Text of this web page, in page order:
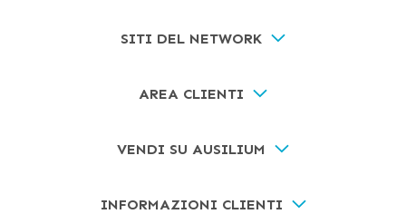
SITI DEL NETWORK
AREA CLIENTI
VENDI SU AUSILIUM
INFORMAZIONI CLIENTI